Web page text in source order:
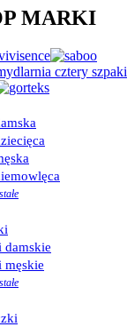
MARKI
damskie
męskie